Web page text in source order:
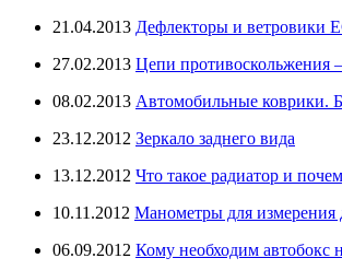
21.04.2013 Дефлекторы и ветровики
27.02.2013 Цепи противоскольжения
08.02.2013 Автомобильные коврики.
23.12.2012 Зеркало заднего вида
13.12.2012 Что такое радиатор и
10.11.2012 Манометры для измерения
06.09.2012 Кому необходим автобокс